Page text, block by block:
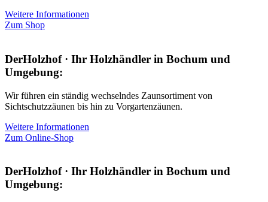
Weitere Informationen
Zum Shop
DerHolzhof · Ihr Holzhändler in Bochum und
Umgebung:
Wir führen ein ständig wechselndes Zaunsortiment von
Sichtschutzzäunen bis hin zu Vorgartenzäunen.
Weitere Informationen
Zum Online-Shop
DerHolzhof · Ihr Holzhändler in Bochum und
Umgebung: